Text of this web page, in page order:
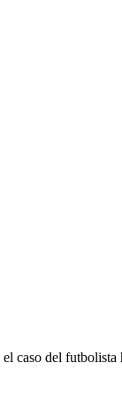
caso del